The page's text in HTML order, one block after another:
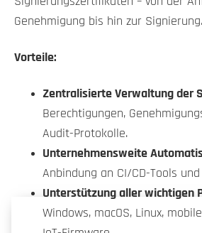
Genehmigung bis hin zur Signierung.
Vorteile:
Zentralisierte Verwaltung der
Berechtigungen,
Audit-Protokolle.
Unternehmensweite
Anbindung an CI/CD-Tools
Unterstützung aller wichtigen
Windows, macOS, Linux,